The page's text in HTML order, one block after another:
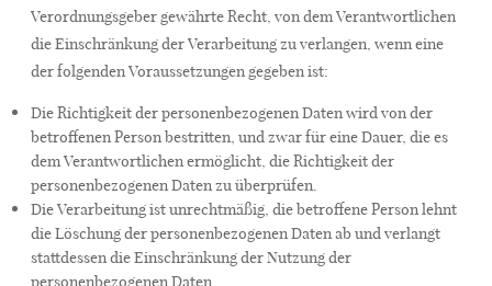
Verordnungsgeber gewährte Recht, von dem Verantwortlichen
die Einschränkung der Verarbeitung zu verlangen, wenn eine
der folgenden Voraussetzungen gegeben ist:
Die Richtigkeit der personenbezogenen Daten wird von der
betroffenen Person bestritten, und zwar für eine Dauer, die es
dem Verantwortlichen ermöglicht, die Richtigkeit der
personenbezogenen Daten zu überprüfen.
Die Verarbeitung ist unrechtmäßig, die betroffene Person lehnt
die Löschung der personenbezogenen Daten ab und verlangt
stattdessen die Einschränkung der Nutzung der
personenbezogenen Daten.